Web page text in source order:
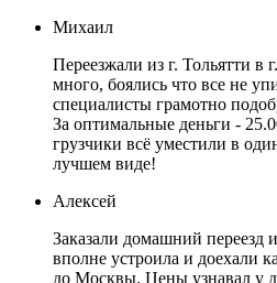
Михаил
Переезжали из г. Тольятти
много, боялись что все не
специалисты грамотно
За оптимальные деньги -
грузчики всё уместили в
лучшем виде!
Алексей
Заказали домашний переезд
вполне устроила и доехали
до Москвы. Цены узнавал у